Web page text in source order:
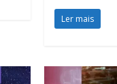
Ler mais